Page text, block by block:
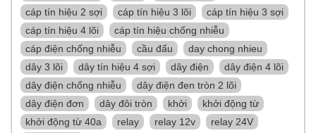
cáp tín hiệu 2 sợi
cáp tín hiệu 3 lõi
cáp tín hiệu 3 sợi
cáp tín hiệu 4 lõi
cáp tín hiệu chống nhiễu
cáp điện chống nhiễu
cầu đấu
day chong nhieu
dây 3 lõi
dây tín hiệu 4 sợi dây điện
dây điện 4 lõi
dây điện chống nhiễu
dây điện đen tròn 2 lõi
dây điện đơn
dây đôi tròn khởi
khởi động từ
khởi động từ 40a
relay relay 12v
relay 24V